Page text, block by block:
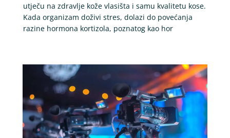
utječu na zdravlje kože vlasišta i samu kvalitetu kose.
Kada organizam doživi stres, dolazi do povećanja
razine hormona kortizola, poznatog kao hor